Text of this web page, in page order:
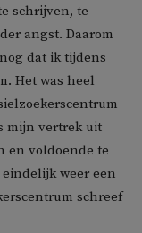
schrijven, te
angst. Daarom
dat ik tijdens
Het was heel
mijn vertrek uit
en voldoende te
weer een
schreef